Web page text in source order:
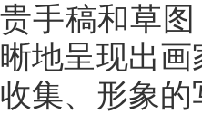
贵手稿和草
晰地呈现出
收集、形象